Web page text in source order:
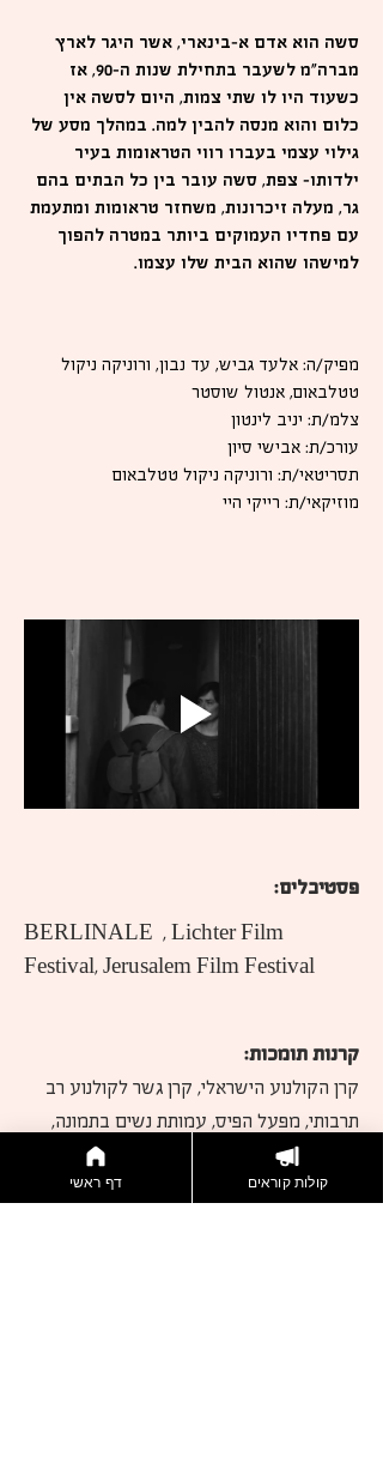
סשה הוא אדם א-בינארי, אשר היגר לארץ
מברה״מ לשעבר בתחילת שנות ה-90, אז
כשעוד היו לו שתי צמות, היום לסשה אין
כלום והוא מנסה להבין למה. במהלך מסע של
גילוי עצמי בעברו רווי הטראומות בעיר
ילדותו– צפת, סשה עובר בין כל הבתים בהם
גר, מעלה זיכרונות, משחזר טראומות ומתעמת
עם פחדיו העמוקים ביותר במטרה להפוך
למישהו שהוא הבית שלו עצמו.
מפיק/ה: אלעד גביש, עד נבון, ורוניקה ניקול
טטלבאום, אנטול שוסטר
צלמ/ת: יניב לינטון
עורכ/ת: אבישי סיון
תסריטאי/ת: ורוניקה ניקול טטלבאום
מוזיקאי/ת: רייקי היי
פסטיבלים:
BERLINALE  , Lichter Film
Festival, Jerusalem Film Festival
קרנות תומכות:
קרן הקולנוע הישראלי, קרן גשר לקולנוע רב
תרבותי, מפעל הפיס, עמותת נשים בתמונה,
Hessen Film und Medien
דף ראשי קולות קוראים